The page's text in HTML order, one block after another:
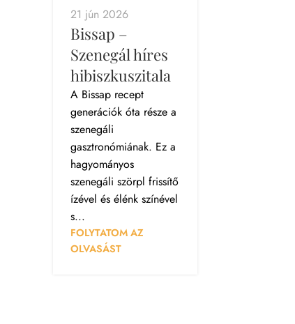
21 jún 2026
Bissap –
Szenegál híres
hibiszkuszitala
A Bissap recept
generációk óta része a
szenegáli
gasztronómiának. Ez a
hagyományos
szenegáli szörpl frissítő
ízével és élénk színével
s...
FOLYTATOM AZ
OLVASÁST